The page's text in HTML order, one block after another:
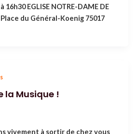
16h30 EGLISE NOTRE-DAME DE
Place du Général-Koenig 75017
la Musique !
vivement à sortir de chez vous